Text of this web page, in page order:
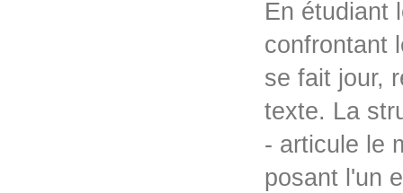
En étudiant
confrontant
se fait jour,
texte. La
- articule le
posant l'un